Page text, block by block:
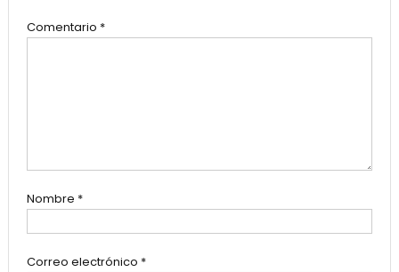
Comentario *
Nombre *
Correo electrónico *